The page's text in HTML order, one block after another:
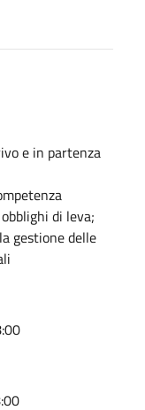
e in partenza
di leva;
gestione delle